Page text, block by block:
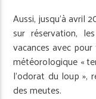
Aussi, jusqu’à avril
sur réservation,
vacances avec
météorologique «
l’odorat du loup »,
des meutes.